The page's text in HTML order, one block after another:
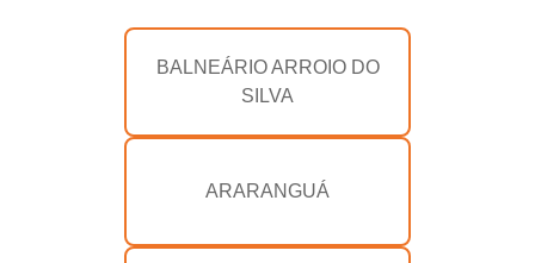
BALNEÁRIO ARROIO DO
SILVA
ARARANGUÁ